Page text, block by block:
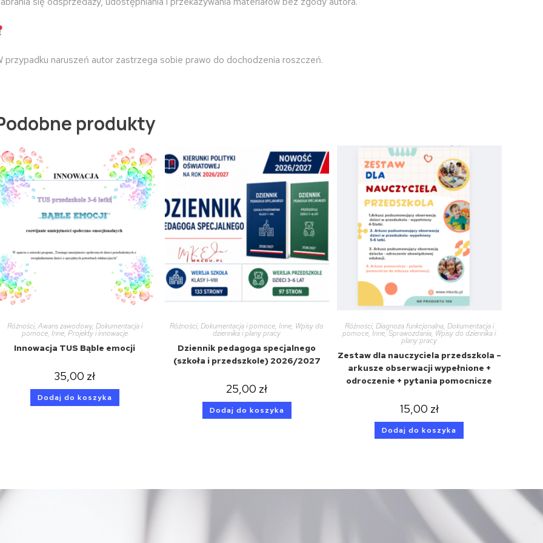
przypadku naruszeń autor zastrzega sobie prawo do dochodzenia roszczeń.
produkty
Różności, Awans zawodowy, Dokumentacja i
pomoce, Inne, Projekty i innowacje
Innowacja TUS Bąble emocji
35,00 zł
Dodaj do koszyka
Różności,Dokumentacja i pomoce,Inne, Wpisy do
dziennika i plany pracy
Dziennik pedagoga specjalnego
(szkoła i przedszkole) 2026/2027
25,00 zł
Dodaj do koszyka
Różności, Diagnoza funkcjonalna, Dokumentacja i
pomoce,Inne,Sprawozdania, Wpisy do dziennika i
plany pracy
Zestaw dla nauczyciela przedszkola –
arkusze obserwacji wypełnione +
odroczenie + pytania pomocnicze
15,00 zł
Dodaj do koszyka